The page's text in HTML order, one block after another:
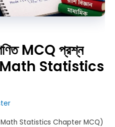
গণিত MCQ প্রশ্ন
Math Statistics
10 Math Statistics Chapter MCQ)